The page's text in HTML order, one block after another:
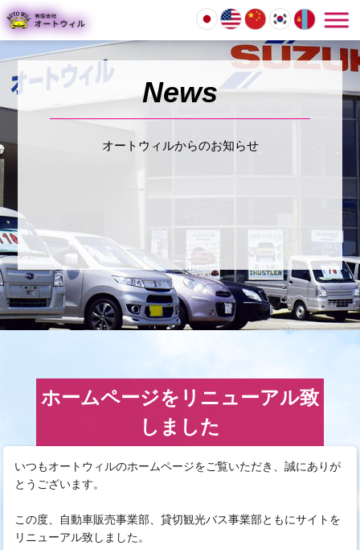
オートウィルからのお知らせ
ホームページをリニューアル致
しました
いつもオートウィルのホームページをご覧いただき、誠にありが
とうございます。
この度、自動車販売事業部、貸切観光バス事業部ともにサイトを
リニューアル致しました。